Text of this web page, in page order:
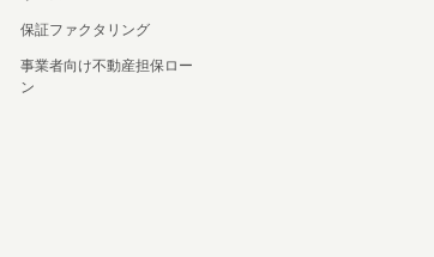
保証ファクタリング
事業者向け不動産担保ロー
ン